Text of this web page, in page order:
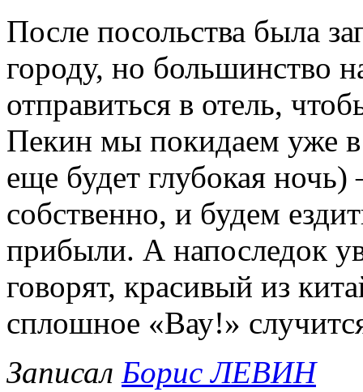
После посольства была
городу, но большинство
отправиться в отель,
Пекин мы покидаем уже
еще будет глубокая
собственно, и будем
прибыли. А напоследок
говорят, красивый из
сплошное «Вау!»
Записал Борис ЛЕВИН